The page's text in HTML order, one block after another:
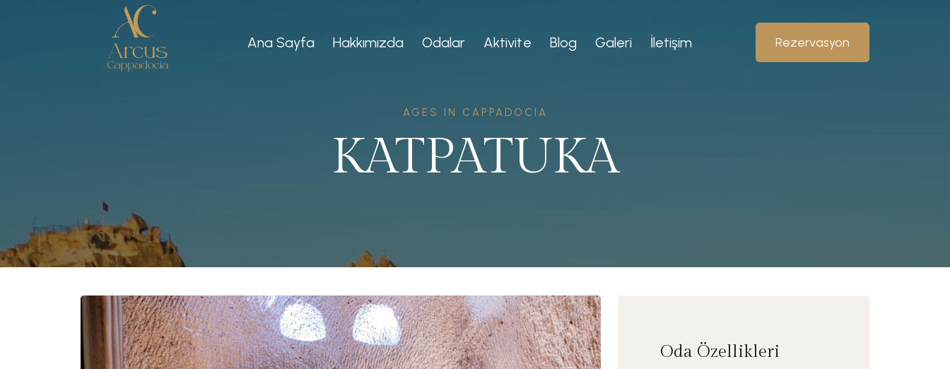
Ana Sayfa Hakkımızda Odalar Aktivite Blog Galeri İletişim Rezervasyon
AGES IN CAPPADOCIA
KATPATUKA
Oda Özellikleri